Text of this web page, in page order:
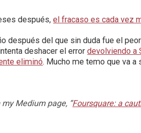
después,el fracaso es cada vez
después del que sin duda fue el
deshacer el errordevolviendo a
eliminó. Mucho me temo que va
Medium page, “Foursquare: a